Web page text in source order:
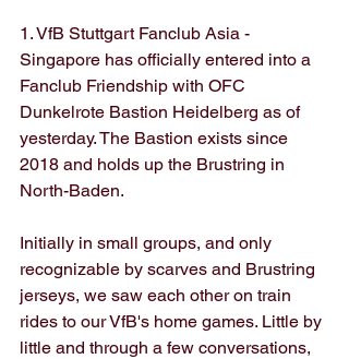
1. VfB Stuttgart Fanclub Asia -
Singapore has officially entered into a
Fanclub Friendship with OFC
Dunkelrote Bastion Heidelberg as of
yesterday. The Bastion exists since
2018 and holds up the Brustring in
North-Baden.
Initially in small groups, and only
recognizable by scarves and Brustring
jerseys, we saw each other on train
rides to our VfB's home games. Little by
little and through a few conversations,